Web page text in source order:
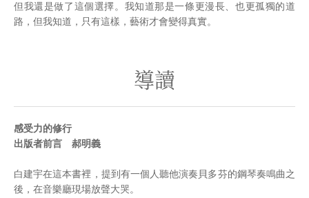
但我還是做了這個選擇。我知道那是一條更漫長、也更孤獨的道
路，但我知道，只有這樣，藝術才會變得真實。
導讀
感受力的修行
出版者前言 郝明義
白建宇在這本書裡，提到有一個人聽他演奏貝多芬的鋼琴奏鳴曲之
後，在音樂廳現場放聲大哭。